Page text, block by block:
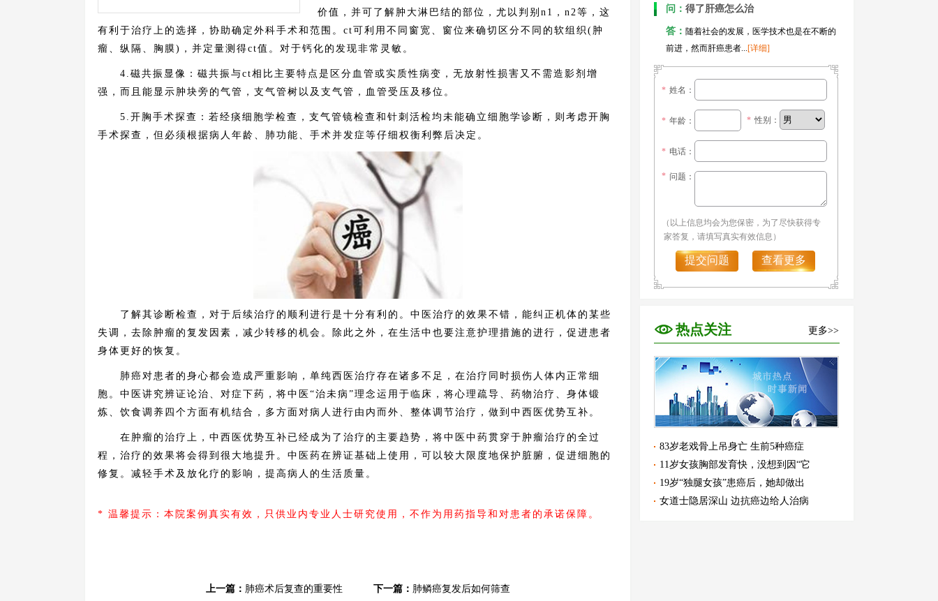
价值，并可了解肿大淋巴结的部位，尤以判别n1，n2等，这
有利于治疗上的选择，协助确定外科手术和范围。ct可利用不同窗宽、窗位来确切区分不同的软组织(肿
瘤、纵隔、胸膜)，并定量测得ct值。对于钙化的发现非常灵敏。
4.磁共振显像：磁共振与ct相比主要特点是区分血管或实质性病变，无放射性损害又不需造影剂增
强，而且能显示肿块旁的气管，支气管树以及支气管，血管受压及移位。
5.开胸手术探查：若经痰细胞学检查，支气管镜检查和针刺活检均未能确立细胞学诊断，则考虑开胸
手术探查，但必须根据病人年龄、肺功能、手术并发症等仔细权衡利弊后决定。
了解其诊断检查，对于后续治疗的顺利进行是十分有利的。中医治疗的效果不错，能纠正机体的某些
失调，去除肿瘤的复发因素，减少转移的机会。除此之外，在生活中也要注意护理措施的进行，促进患者
身体更好的恢复。
肺癌对患者的身心都会造成严重影响，单纯西医治疗存在诸多不足，在治疗同时损伤人体内正常细
胞。中医讲究辨证论治、对症下药，将中医“治未病”理念运用于临床，将心理疏导、药物治疗、身体锻
炼、饮食调养四个方面有机结合，多方面对病人进行由内而外、整体调节治疗，做到中西医优势互补。
在肿瘤的治疗上，中西医优势互补已经成为了治疗的主要趋势，将中医中药贯穿于肿瘤治疗的全过
程，治疗的效果将会得到很大地提升。中医药在辨证基础上使用，可以较大限度地保护脏腑，促进细胞的
修复。减轻手术及放化疗的影响，提高病人的生活质量。
* 温馨提示：本院案例真实有效，只供业内专业人士研究使用，不作为用药指导和对患者的承诺保障。
上一篇： 肺癌术后复查的重要性 下一篇： 肺鳞癌复发后如何筛查
问： 得了肝癌怎么治
答： 随着社会的发展，医学技术也是在不断的
前进，然而肝癌患者...[详细]
* 姓名：
* 年龄： * 性别：
* 电话：
* 问题：
（以上信息均会为您保密，为了尽快获得专
家答复，请填写真实有效信息）
提交问题 查看更多
热点关注 更多>>
83岁老戏骨上吊身亡 生前5种癌症
11岁女孩胸部发育快，没想到因“它
19岁“独腿女孩”患癌后，她却做出
女道士隐居深山 边抗癌边给人治病